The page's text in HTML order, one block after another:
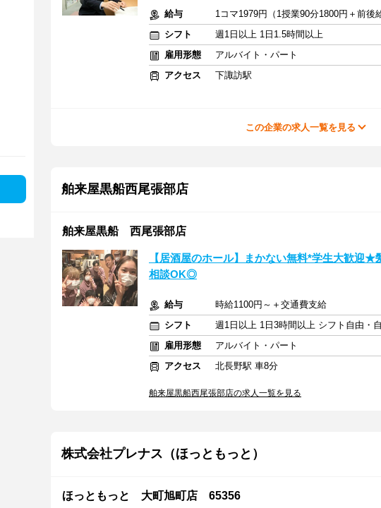
給与
1コマ1979円（1授業90分1800円＋前後
シフト
週1日以上 1日1.5時間以上
雇用形態
アルバイト・パート
アクセス
下諏訪駅
この企業の求人一覧を見る
舶来屋黒船西尾張部店
舶来屋黒船 西尾張部店
【居酒屋のホール】まかない無料*学生大歓迎★
相談OK◎
給与
時給1100円～＋交通費支給
シフト
週1日以上 1日3時間以上 シフト自由・
雇用形態
アルバイト・パート
アクセス
北長野駅 車8分
舶来屋黒船西尾張部店の求人一覧を見る
株式会社プレナス（ほっともっと）
ほっともっと 大町旭町店 65356